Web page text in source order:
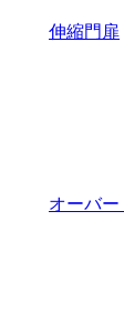
伸縮門扉
オーバー